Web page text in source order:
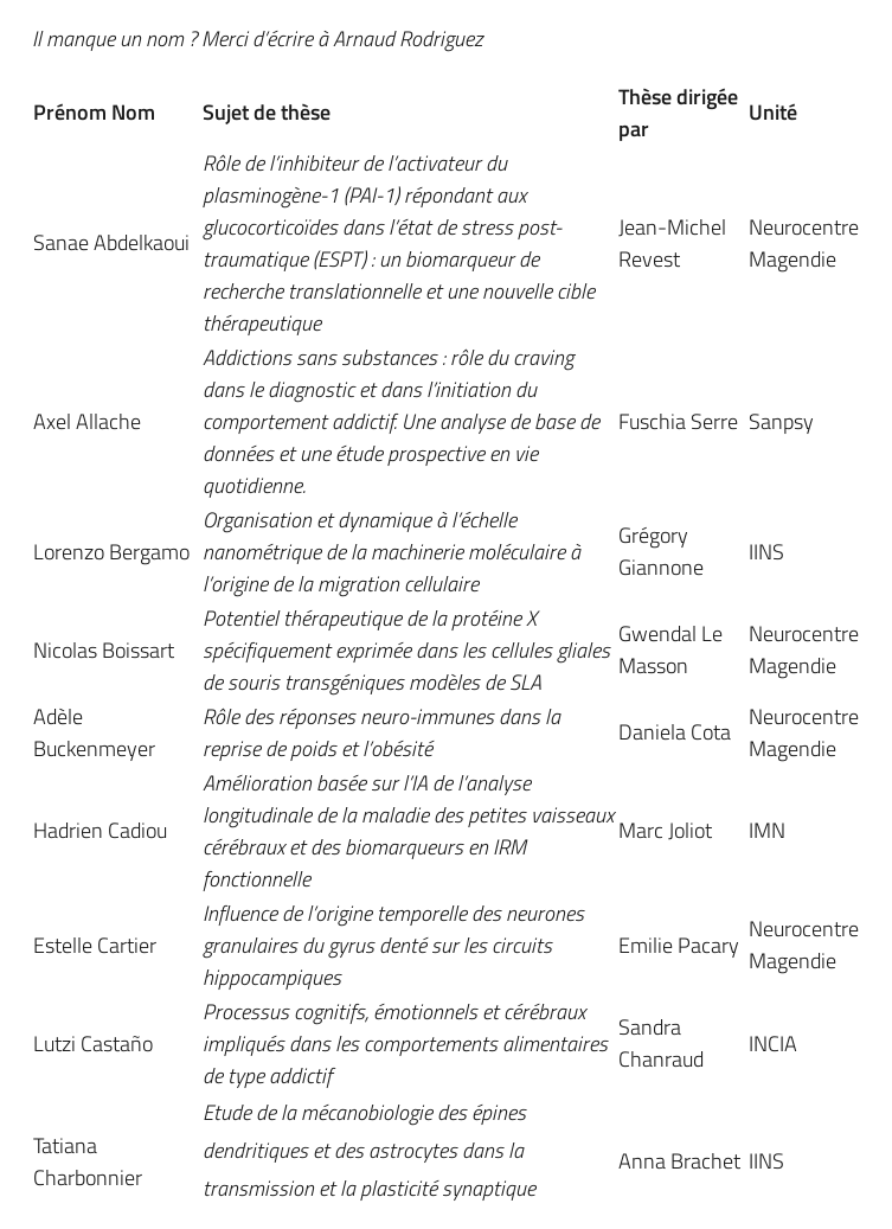
Il manque un nom ? Merci d’écrire à Arnaud Rodriguez
Prénom Nom Sujet de thèse
Thèse dirigée
par
Unité
Sanae Abdelkaoui
Rôle de l’inhibiteur de l’activateur du
plasminogène-1 (PAI-1) répondant aux
glucocorticoïdes dans l’état de stress post-
traumatique (ESPT) : un biomarqueur de
recherche translationnelle et une nouvelle cible
thérapeutique
Jean-Michel
Revest
Neurocentre
Magendie
Axel Allache
Addictions sans substances : rôle du craving
dans le diagnostic et dans l’initiation du
comportement addictif. Une analyse de base de
données et une étude prospective en vie
quotidienne.
Fuschia Serre Sanpsy
Lorenzo Bergamo
Organisation et dynamique à l’échelle
nanométrique de la machinerie moléculaire à
l’origine de la migration cellulaire
Grégory
Giannone
IINS
Nicolas Boissart
Potentiel thérapeutique de la protéine X
spécifiquement exprimée dans les cellules gliales
de souris transgéniques modèles de SLA
Gwendal Le
Masson
Neurocentre
Magendie
Adèle
Buckenmeyer
Rôle des réponses neuro-immunes dans la
reprise de poids et l’obésité
Daniela Cota Neurocentre
Magendie
Hadrien Cadiou
Amélioration basée sur l’IA de l’analyse
longitudinale de la maladie des petites vaisseaux
cérébraux et des biomarqueurs en IRM
fonctionnelle
Marc Joliot IMN
Estelle Cartier
Influence de l’origine temporelle des neurones
granulaires du gyrus denté sur les circuits
hippocampiques
Emilie Pacary
Neurocentre
Magendie
Lutzi Castaño
Processus cognitifs, émotionnels et cérébraux
impliqués dans les comportements alimentaires
de type addictif
Sandra
Chanraud
INCIA
Tatiana
Charbonnier
Etude de la mécanobiologie des épines
dendritiques et des astrocytes dans la
transmission et la plasticité synaptique
Anna Brachet IINS